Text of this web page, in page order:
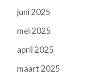
juni 2025
mei 2025
april 2025
maart 2025